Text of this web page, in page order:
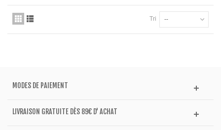
Tri --
MODES DE PAIEMENT
LIVRAISON GRATUITE DÈS 89€ D' ACHAT